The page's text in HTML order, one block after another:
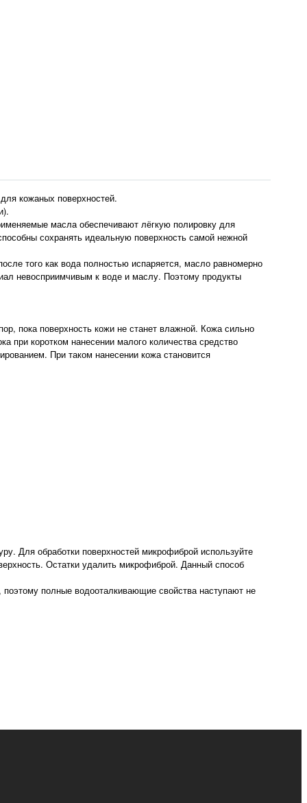
кожаных поверхностей.
масла обеспечивают лёгкую полировку для
сохранять идеальную поверхность самой нежной
того как вода полностью испаряется, масло равномерно
невосприимчивым к воде и маслу. Поэтому продукты
пока поверхность кожи не станет влажной. Кожа сильно
при коротком нанесении малого количества средство
При таком нанесении кожа становится
Для обработки поверхностей микрофиброй используйте
Остатки удалить микрофиброй. Данный способ
полные водооталкивающие свойства наступают не